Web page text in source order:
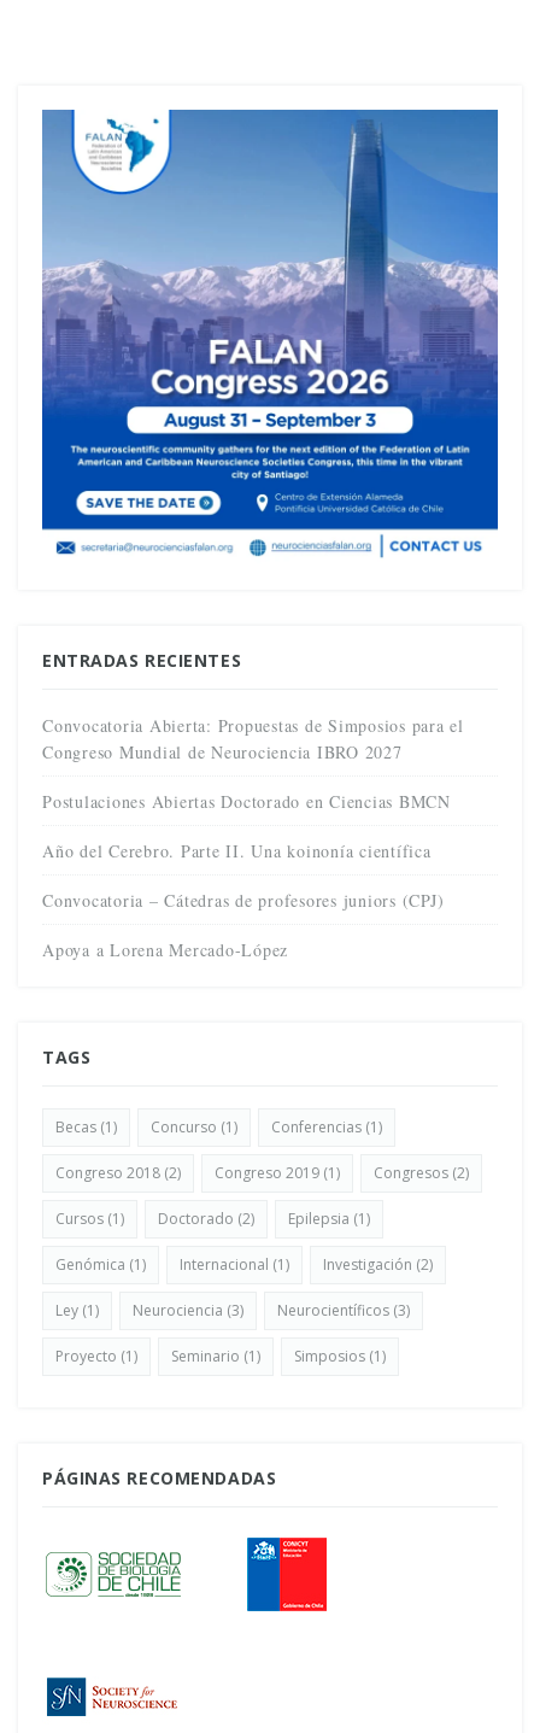
ENTRADAS RECIENTES
Convocatoria Abierta: Propuestas de Simposios para el
Congreso Mundial de Neurociencia IBRO 2027
Postulaciones Abiertas Doctorado en Ciencias BMCN
Año del Cerebro. Parte II. Una koinonía científica
Convocatoria – Cátedras de profesores juniors (CPJ)
Apoya a Lorena Mercado-López
TAGS
Becas (1) Concurso (1) Conferencias (1)
Congreso 2018 (2) Congreso 2019 (1) Congresos (2)
Cursos (1) Doctorado (2) Epilepsia (1)
Genómica (1) Internacional (1) Investigación (2)
Ley (1) Neurociencia (3) Neurocientíficos (3)
Proyecto (1) Seminario (1) Simposios (1)
PÁGINAS RECOMENDADAS